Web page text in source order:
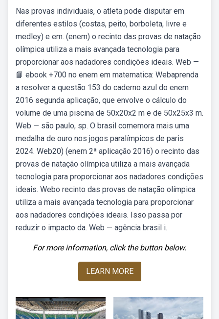
Nas provas individuais, o atleta pode disputar em
diferentes estilos (costas, peito, borboleta, livre e
medley) e em. (enem) o recinto das provas de natação
olímpica utiliza a mais avançada tecnologia para
proporcionar aos nadadores condições ideais. Web —
📘 ebook +700 no enem em matematica: Webaprenda
a resolver a questão 153 do caderno azul do enem
2016 segunda aplicação, que envolve o cálculo do
volume de uma piscina de 50x20x2 m e de 50x25x3 m.
Web — são paulo, sp. O brasil comemora mais uma
medalha de ouro nos jogos paralímpicos de paris
2024. Web20) (enem 2ª aplicação 2016) o recinto das
provas de natação olímpica utiliza a mais avançada
tecnologia para proporcionar aos nadadores condições
ideais. Webo recinto das provas de natação olímpica
utiliza a mais avançada tecnologia para proporcionar
aos nadadores condições ideais. Isso passa por
reduzir o impacto da. Web — agência brasil i.
For more information, click the button below.
LEARN MORE